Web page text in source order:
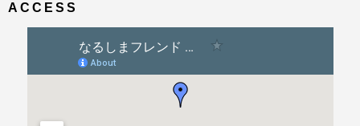
ゲACCESS